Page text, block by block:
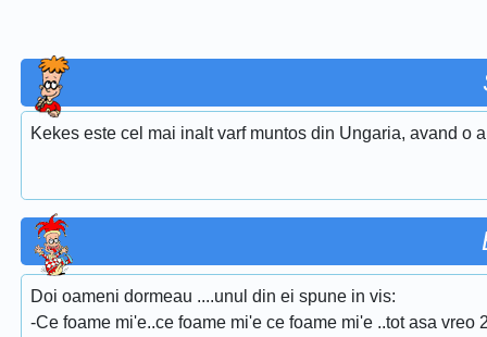
Kekes este cel mai inalt varf muntos din Ungaria, avand o
Doi oameni dormeau ....unul din ei spune in vis:
-Ce foame mi'e..ce foame mi'e ce foame mi'e ..tot asa vreo